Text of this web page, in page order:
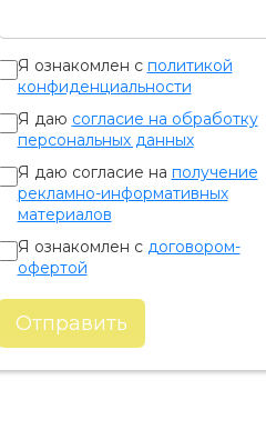
Я ознакомлен с политикой
конфиденциальности
Я даю согласие на обработку
персональных данных
Я даю согласие на получение
рекламно-информативных
материалов
Я ознакомлен с договором-
офертой
Отправить